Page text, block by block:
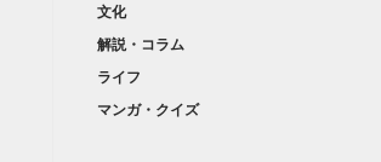
文化
解説・コラム
ライフ
マンガ・クイズ